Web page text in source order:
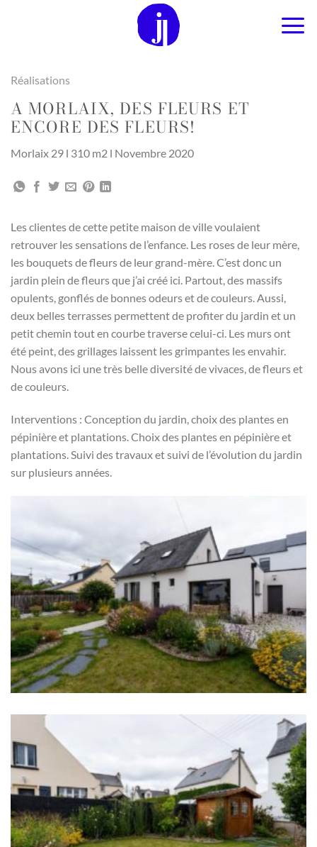
Réalisations
A MORLAIX, DES FLEURS ET
ENCORE DES FLEURS!
Morlaix 29 l 310 m2 l Novembre 2020
Les clientes de cette petite maison de ville voulaient
retrouver les sensations de l’enfance. Les roses de leur mère,
les bouquets de fleurs de leur grand-mère. C’est donc un
jardin plein de fleurs que j’ai créé ici. Partout, des massifs
opulents, gonflés de bonnes odeurs et de couleurs. Aussi,
deux belles terrasses permettent de profiter du jardin et un
petit chemin tout en courbe traverse celui-ci. Les murs ont
été peint, des grillages laissent les grimpantes les envahir.
Nous avons ici une très belle diversité de vivaces, de fleurs et
de couleurs.
Interventions : Conception du jardin, choix des plantes en
pépinière et plantations. Choix des plantes en pépinière et
plantations. Suivi des travaux et suivi de l’évolution du jardin
sur plusieurs années.